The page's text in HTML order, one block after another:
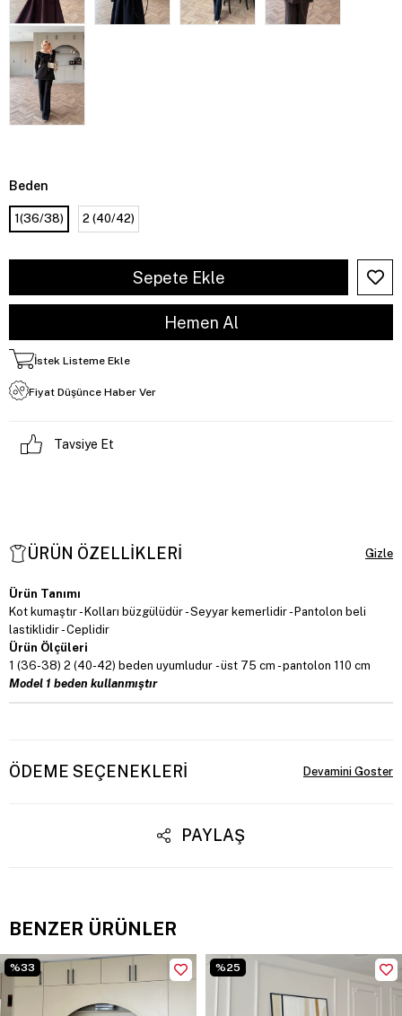
Beden
1(36/38) 2 (40/42)
İstek Listeme Ekle
Fiyat Düşünce Haber Ver
Tavsiye Et
ÜRÜN ÖZELLIKLERI
Ürün Tanımı
Kot kumaştır - Kolları büzgülüdür - Seyyar kemerlidir - Pantolon beli
lastiklidir - Ceplidir
Ürün Ölçüleri
1 (36-38) 2 (40-42) beden uyumludur - üst 75 cm - pantolon 110 cm
Model 1 beden kullanmıştır
ÖDEME SEÇENEKLERI
PAYLAŞ
BENZER ÜRÜNLER
%33 %25